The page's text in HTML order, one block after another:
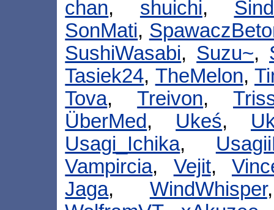
chan, shuichi,
SonMati,
SushiWasabi, Suzu~,
Tasiek24, TheMelon,
Tova,Treivon,
ÜberMed, Ukeś,
Usagi_Ichika,
Vampircia, Vejit,
Jaga, WindWhisper